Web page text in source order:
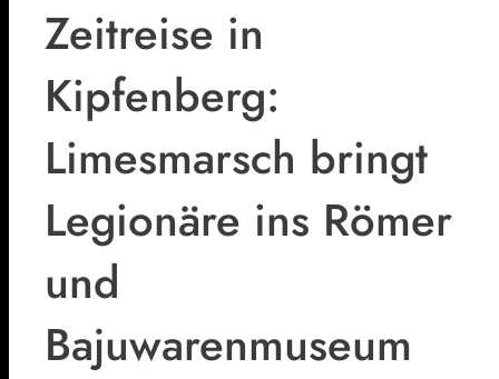
Zeitreise in
Kipfenberg:
Limesmarsch bringt
Legionäre ins Römer
und
Bajuwarenmuseum